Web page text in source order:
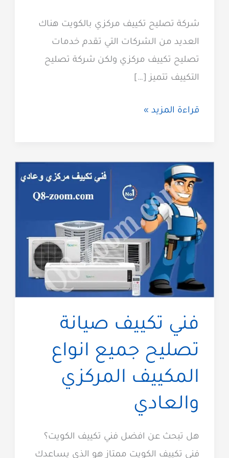
شركة تصليح تكييف مركزي بالكويت هناك
العديد من الشركات التي تقدم خدمات
تصليح تكييف مركزي ولكن شركة تصليح
التكييف تتميز […]
تصليح
بافضل
فنيين
مختصين
بالكويت
قراءة المزيد »
فني تكييف صيانة
تصليح جميع انواع
المكييف المركزي
والعادي
هل تبحث عن افضل فني تكييف الكويت؟
فني تكييف الكويت ممتاز هو الذي يساعدك